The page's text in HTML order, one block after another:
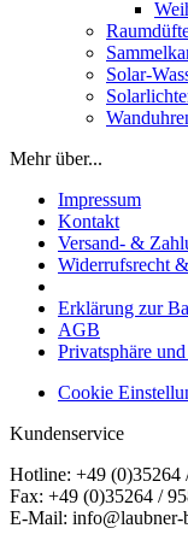
Solar-
Mehr über...
Impressum
Kontakt
Versand- &
Widerrufsrecht
Erklärung zur
AGB
Privatsphäre
Cookie
Kundenservice
Hotline: +49 (0)35264
Fax: +49 (0)35264 /
E-Mail: info@laubner-